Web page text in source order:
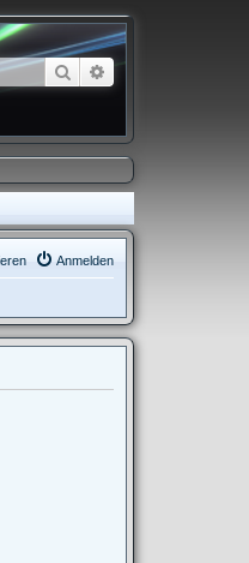
Suche Erweiterte Suche
Anmelden